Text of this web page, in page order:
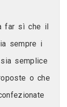
far sì che il
sempre i
semplice
o che